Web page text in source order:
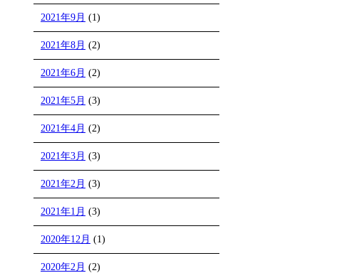
2021年9月 (1)
2021年8月 (2)
2021年6月 (2)
2021年5月 (3)
2021年4月 (2)
2021年3月 (3)
2021年2月 (3)
2021年1月 (3)
2020年12月 (1)
2020年2月 (2)